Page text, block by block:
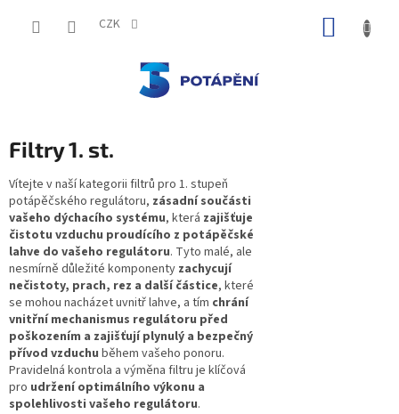
CZK
Filtry 1. st.
Vítejte v naší kategorii filtrů pro 1. stupeň
potápěčského regulátoru, zásadní součásti
vašeho dýchacího systému, která zajišťuje
čistotu vzduchu proudícího z potápěčské
lahve do vašeho regulátoru. Tyto malé, ale
nesmírně důležité komponenty zachycují
nečistoty, prach, rez a další částice, které
se mohou nacházet uvnitř lahve, a tím chrání
vnitřní mechanismus regulátoru před
poškozením a zajišťují plynulý a bezpečný
přívod vzduchu během vašeho ponoru.
Pravidelná kontrola a výměna filtru je klíčová
pro udržení optimálního výkonu a
spolehlivosti vašeho regulátoru.